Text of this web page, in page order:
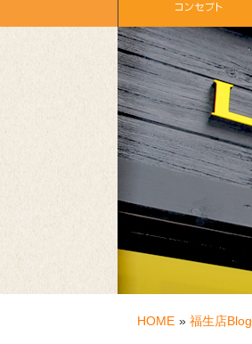
HOME » 福生店Blog